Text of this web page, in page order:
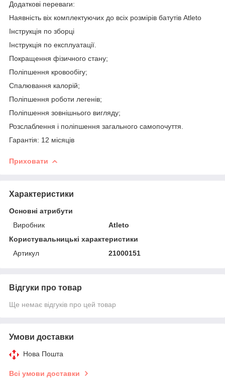
Додаткові переваги:
Наявність віх комплектуючих до всіх розмірів батутів Atleto
Інструкція по зборці
Інструкція по експлуатації.
Покращення фізичного стану;
Поліпшення кровообігу;
Спалювання калорій;
Поліпшення роботи легенів;
Поліпшення зовнішнього вигляду;
Розслаблення і поліпшення загального самопочуття.
Гарантія: 12 місяців
Приховати
Характеристики
Основні атрибути
Виробник
Atleto
Користувальницькі характеристики
Артикул
21000151
Відгуки про товар
Ще немає відгуків про цей товар
Умови доставки
Нова Пошта
Всі умови доставки